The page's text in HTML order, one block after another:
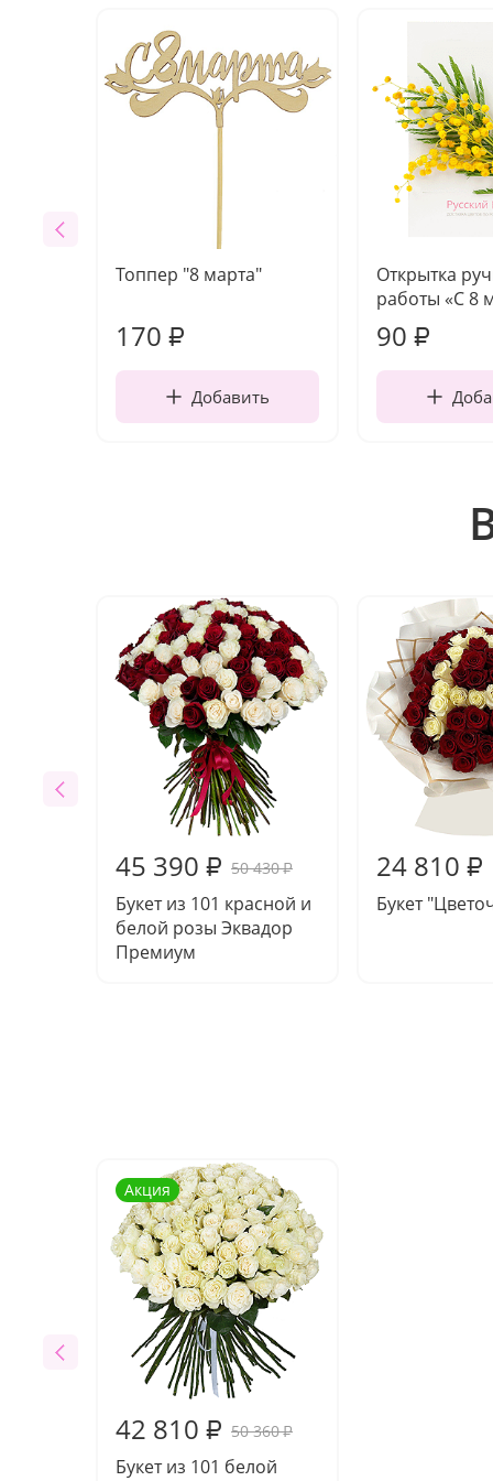
Топпер "8 марта"
170 ₽
Добавить
Открытка
работы «С 8
90 ₽
45 390 ₽ 50 430₽
Букет из 101 красной и
белой розы Эквадор
Премиум
24 810 ₽
Букет
Акция
42 810 ₽ 50 360₽
Букет из 101 белой